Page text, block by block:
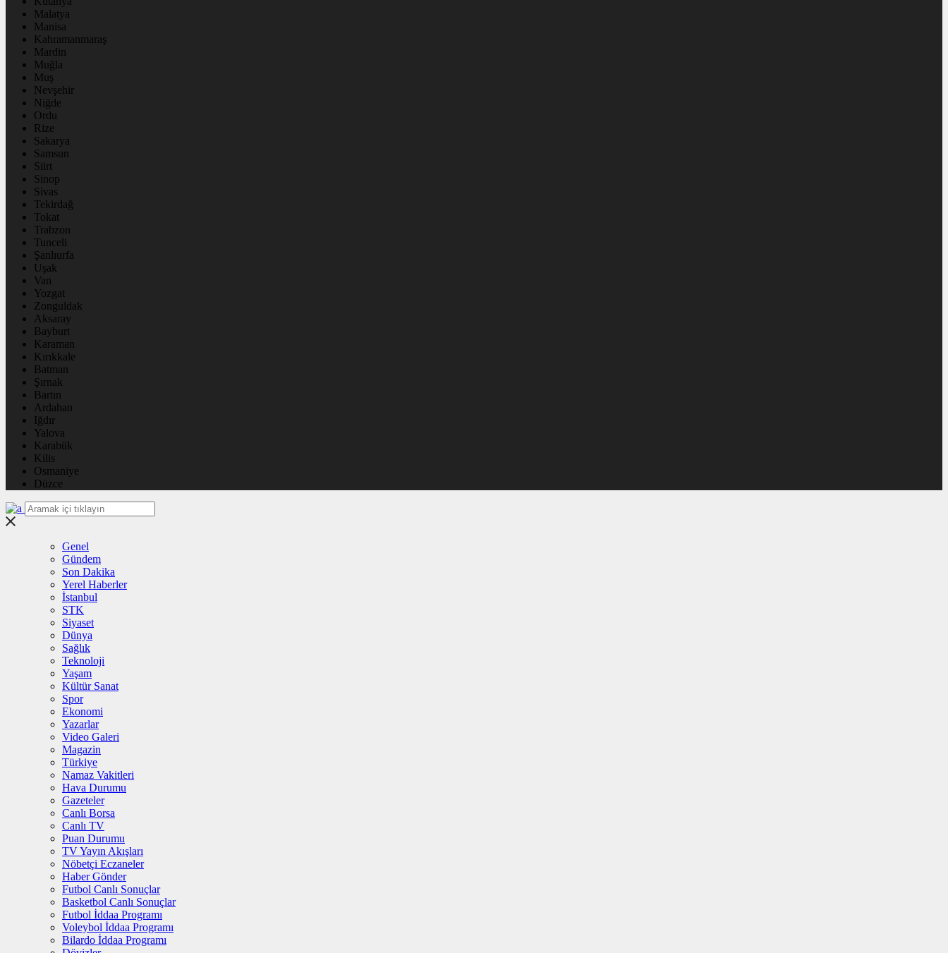
Malatya
Manisa
Kahramanmaraş
Mardin
Muğla
Muş
Nevşehir
Niğde
Ordu
Rize
Sakarya
Samsun
Siirt
Sinop
Sivas
Tekirdağ
Tokat
Trabzon
Tunceli
Şanlıurfa
Uşak
Van
Yozgat
Zonguldak
Aksaray
Bayburt
Karaman
Kırıkkale
Batman
Şırnak
Bartın
Ardahan
Iğdır
Yalova
Karabük
Kilis
Osmaniye
Düzce
Genel
Gündem
Son Dakika
Yerel Haberler
İstanbul
STK
Siyaset
Dünya
Sağlık
Teknoloji
Yaşam
Kültür Sanat
Spor
Ekonomi
Yazarlar
Video Galeri
Magazin
Türkiye
Namaz Vakitleri
Hava Durumu
Gazeteler
Canlı Borsa
Canlı TV
Puan Durumu
TV Yayın Akışları
Nöbetçi Eczaneler
Haber Gönder
Futbol Canlı Sonuçlar
Basketbol Canlı Sonuçlar
Futbol İddaa Programı
Voleybol İddaa Programı
Bilardo İddaa Programı